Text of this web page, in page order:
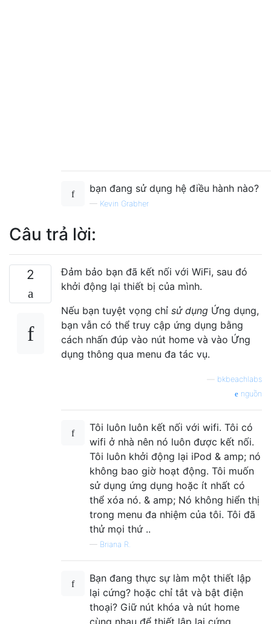
bạn đang sử dụng hệ điều hành nào?
— Kevin Grabher
Câu trả lời:
2
Đảm bảo bạn đã kết nối với WiFi, sau đó
khởi động lại thiết bị của mình.
Nếu bạn tuyệt vọng chỉ sử dụng Ứng dụng,
bạn vẫn có thể truy cập ứng dụng bằng
cách nhấn đúp vào nút home và vào Ứng
dụng thông qua menu đa tác vụ.
bkbeachlabs
nguồn
Tôi luôn luôn kết nối với wifi. Tôi có
wifi ở nhà nên nó luôn được kết nối.
Tôi luôn khởi động lại iPod & amp; nó
không bao giờ hoạt động. Tôi muốn
sử dụng ứng dụng hoặc ít nhất có
thể xóa nó. & amp; Nó không hiển thị
trong menu đa nhiệm của tôi. Tôi đã
thử mọi thứ ..
— Briana R.
Bạn đang thực sự làm một thiết lập
lại cứng? hoặc chỉ tắt và bật điện
thoại? Giữ nút khóa và nút home
cùng nhau để thiết lập lại cứng.